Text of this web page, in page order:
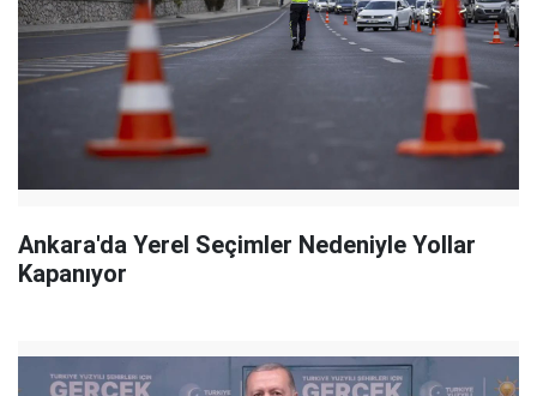
Ankara'da Yerel Seçimler Nedeniyle Yollar
Kapanıyor